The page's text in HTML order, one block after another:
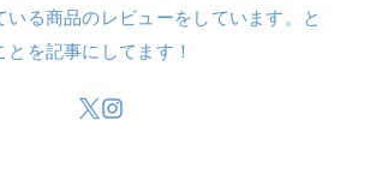
いる商品のレビューをしています。と
とを記事にしてます！